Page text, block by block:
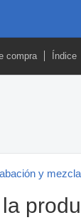
compra Índice
y mezcla